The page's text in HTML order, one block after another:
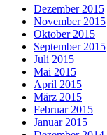
Dezember 2015
November 2015
Oktober 2015
September 2015
Juli 2015
Mai 2015
April 2015
März 2015
Februar 2015
Januar 2015